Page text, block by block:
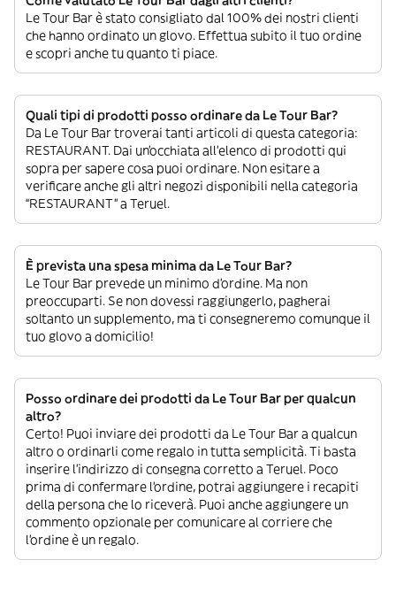
Le Tour Bar è stato consigliato dal 100% dei nostri clienti
che hanno ordinato un glovo. Effettua subito il tuo ordine
e scopri anche tu quanto ti piace.
Quali tipi di prodotti posso ordinare da Le Tour Bar?
Da Le Tour Bar troverai tanti articoli di questa categoria:
RESTAURANT. Dai un’occhiata all’elenco di prodotti qui
sopra per sapere cosa puoi ordinare. Non esitare a
verificare anche gli altri negozi disponibili nella categoria
“RESTAURANT” a Teruel.
È prevista una spesa minima da Le Tour Bar?
Le Tour Bar prevede un minimo d’ordine. Ma non
preoccuparti. Se non dovessi raggiungerlo, pagherai
soltanto un supplemento, ma ti consegneremo comunque il
tuo glovo a domicilio!
Posso ordinare dei prodotti da Le Tour Bar per qualcun
altro?
Certo! Puoi inviare dei prodotti da Le Tour Bar a qualcun
altro o ordinarli come regalo in tutta semplicità. Ti basta
inserire l’indirizzo di consegna corretto a Teruel. Poco
prima di confermare l’ordine, potrai aggiungere i recapiti
della persona che lo riceverà. Puoi anche aggiungere un
commento opzionale per comunicare al corriere che
l’ordine è un regalo.